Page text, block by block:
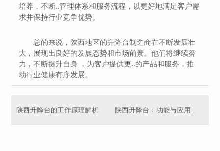
培养，不断..管理体系和服务流程，以更好地满足客户需
求并保持行业竞争优势。
总的来说，陕西地区的升降台制造商在不断发展壮
大，展现出良好的发展态势和市场前景。他们将继续努
力，不断提升自身 ，为客户提供更..的产品和服务，推
动行业健康有序发展。
陕西升降台的工作原理解析